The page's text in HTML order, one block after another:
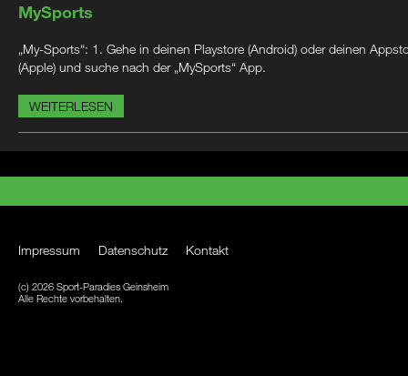
MySports
„My-Sports“: 1. Gehe in deinen Playstore (Android) oder deinen
(Apple) und suche nach der „MySports“ App.
WEITERLESEN
Impressum Datenschutz Kontakt
(c) 2026 Sport-Paradies Geinsheim
Alle Rechte vorbehalten.